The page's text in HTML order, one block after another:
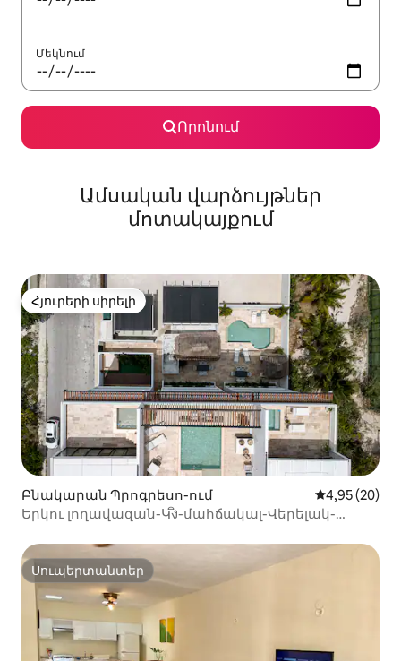
Մեկնում
Որոնում
Ամսական վարձույթներ
մոտակայքում
Հյուրերի սիրելի
Հյուրերի սիրելի
Բնակարան Պրոգրեսո-ում Միջին
4,95 (20)
Երկու լողավազան-Կิง-մահճակալ-Վերելակ-
Սուպերտանտեր
Սուպերտանտեր